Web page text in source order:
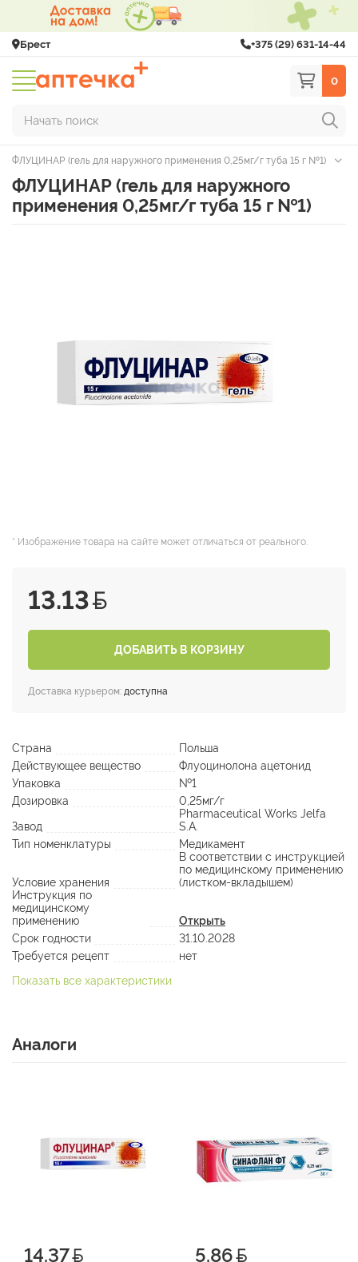
Брест +375 (29) 631-14-44
0
Начать поиск
ФЛУЦИНАР (гель для наружного применения 0,25мг/г туба 15 г №1)
ФЛУЦИНАР (гель для наружного
применения 0,25мг/г туба 15 г №1)
* Изображение товара на сайте может отличаться от реального.
13.13
ДОБАВИТЬ В КОРЗИНУ
Доставка курьером: доступна
Страна
Польша
Действующее вещество
Флуоцинолона ацетонид
Упаковка
№1
Дозировка
0,25мг/г
Завод
Pharmaceutical Works Jelfa
S.A.
Тип номенклатуры
Медикамент
Условие хранения
В соответствии с инструкцией
по медицинскому применению
(листком-вкладышем)
Инструкция по
медицинскому
применению
Открыть
Срок годности
31.10.2028
Требуется рецепт
нет
Показать все характеристики
Аналоги
14.37 5.86